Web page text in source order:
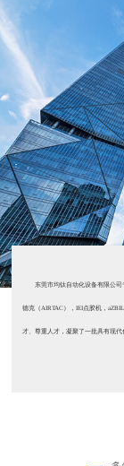
东莞市均钛自动化设备有限公司专
德克（AIRTAC），IEI点胶机，
才、尊重人才，凝聚了一批具有现代